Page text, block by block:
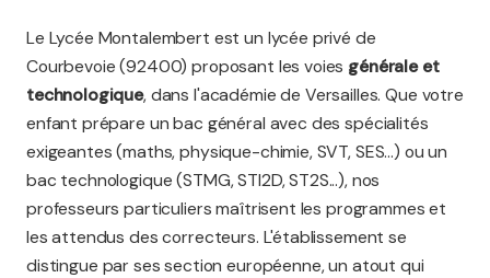
Le Lycée Montalembert est un lycée privé de
Courbevoie (92400) proposant les voies générale et
technologique, dans l'académie de Versailles. Que votre
enfant prépare un bac général avec des spécialités
exigeantes (maths, physique-chimie, SVT, SES...) ou un
bac technologique (STMG, STI2D, ST2S...), nos
professeurs particuliers maîtrisent les programmes et
les attendus des correcteurs. L'établissement se
distingue par ses section européenne, un atout qui